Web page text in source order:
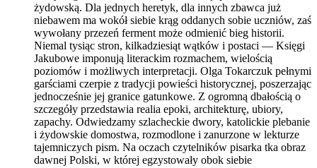
żydowską. Dla jednych heretyk, dla innych zbawca już
niebawem ma wokół siebie krąg oddanych sobie uczniów, zaś
wywołany przezeń ferment może odmienić bieg historii.
Niemal tysiąc stron, kilkadziesiąt wątków i postaci — Księgi
Jakubowe imponują literackim rozmachem, wielością
poziomów i możliwych interpretacji. Olga Tokarczuk pełnymi
garściami czerpie z tradycji powieści historycznej, poszerzając
jednocześnie jej granice gatunkowe. Z ogromną dbałością o
szczegóły przedstawia realia epoki, architekturę, ubiory,
zapachy. Odwiedzamy szlacheckie dwory, katolickie plebanie
i żydowskie domostwa, rozmodlone i zanurzone w lekturze
tajemniczych pism. Na oczach czytelników pisarka tka obraz
dawnej Polski, w której egzystowały obok siebie